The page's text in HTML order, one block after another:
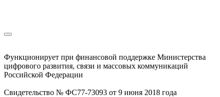
Функционирует при финансовой поддержке Министерства
цифрового развития, связи и массовых коммуникаций
Российской Федерации
Свидетельство № ФС77-73093 от 9 июня 2018 года